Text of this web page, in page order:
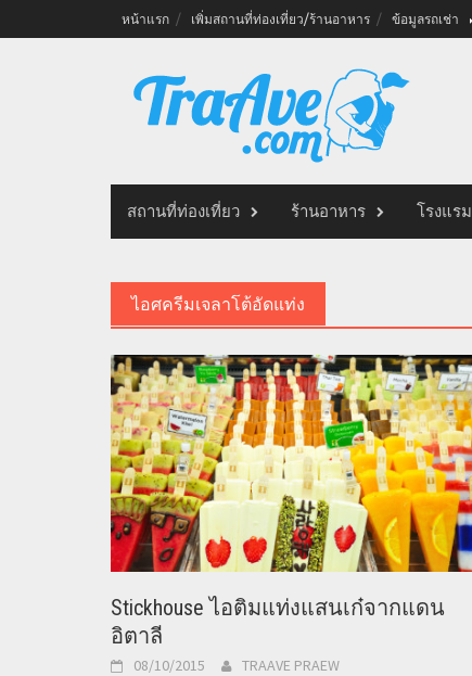
to
หน้าแรก เพิ่มสถานที่ท่องเที่ยว/ร้านอาหาร ข้อมูลรถเช่า
สถานที่ท่องเที่ยว ร้านอาหาร โรงแรม
ไอศครีมเจลาโต้อัดแท่ง
Stickhouse ไอติมแท่งแสนเก๋จากแดน
อิตาลี
08/10/2015 TRAAVE PRAEW